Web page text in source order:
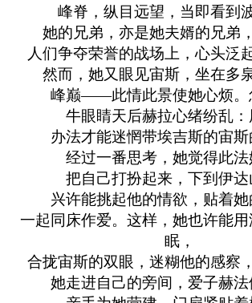
峰脊，纵目远望，当即看到
她的兄弟，亦是她夫婿的兄弟
人们争夺荣誉的战场上，心头泛
然而，她又眼见宙斯，坐在多
峰巅——此情此景使她心烦。
牛眼睛天后赫拉心绪纷乱：
办法才能迷惘带埃吉斯的宙斯
经过一番思考，她觉得此法
把自己打扮起来，下到伊达
兴许能挑起他的情欲，贴着她
一起同床作爱。这样，她也许能
眠，
合拢宙斯的双眼，迷糊他的感察
她走进自己的旁间，爱子赫